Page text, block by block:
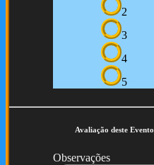
2
3
4
5
Avaliação deste Evento
Observações